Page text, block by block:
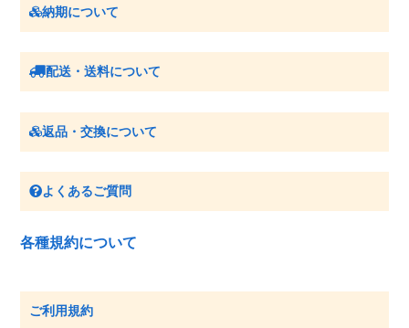
納期について
配送・送料について
返品・交換について
よくあるご質問
各種規約について
ご利用規約